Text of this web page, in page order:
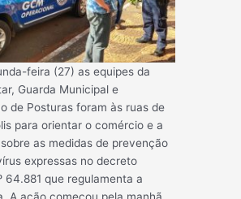
feira (27) as equipes da
Guarda Municipal e
de Posturas foram às ruas de
para orientar o comércio e a
as medidas de prevenção
expressas no decreto
64.881 que regulamenta a